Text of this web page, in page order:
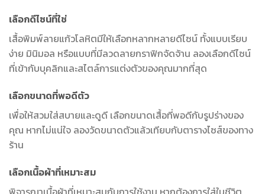
เลือกดีไซน์ที่ใช่
เสื้อพิมพ์ลายแก้วโลหิตมีให้เลือกหลากหลายดีไซน์ ทั้งแบบเรียบ
ง่าย มินิมอล หรือแบบที่มีลวดลายกราฟิกจัดจ้าน ลองเลือกดีไซน์
ที่เข้ากับบุคลิกและสไตล์การแต่งตัวของคุณมากที่สุด
เลือกขนาดที่พอดีตัว
เพื่อให้สวมใส่สบายและดูดี เลือกขนาดเสื้อที่พอดีกับรูปร่างของ
คุณ หากไม่แน่ใจ ลองวัดขนาดตัวแล้วเทียบกับตารางไซส์ของทาง
ร้าน
เลือกเนื้อผ้าที่เหมาะสม